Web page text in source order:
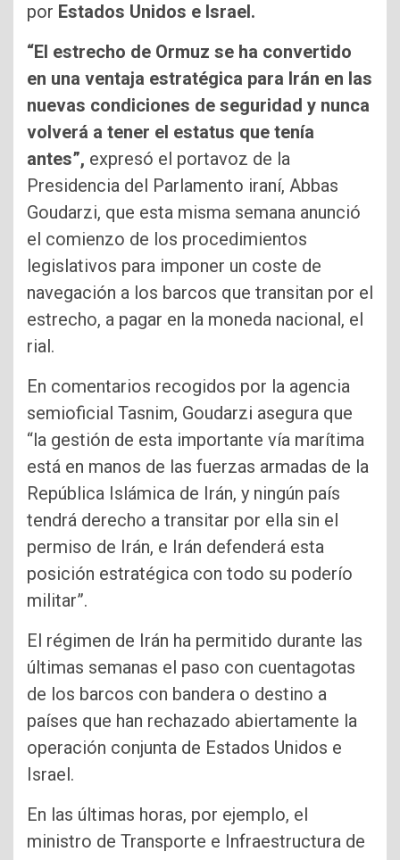
por Estados Unidos e Israel.
“El estrecho de Ormuz se ha convertido
en una ventaja estratégica para Irán en las
nuevas condiciones de seguridad y nunca
volverá a tener el estatus que tenía
antes”, expresó el portavoz de la
Presidencia del Parlamento iraní, Abbas
Goudarzi, que esta misma semana anunció
el comienzo de los procedimientos
legislativos para imponer un coste de
navegación a los barcos que transitan por el
estrecho, a pagar en la moneda nacional, el
rial.
En comentarios recogidos por la agencia
semioficial Tasnim, Goudarzi asegura que
“la gestión de esta importante vía marítima
está en manos de las fuerzas armadas de la
República Islámica de Irán, y ningún país
tendrá derecho a transitar por ella sin el
permiso de Irán, e Irán defenderá esta
posición estratégica con todo su poderío
militar”.
El régimen de Irán ha permitido durante las
últimas semanas el paso con cuentagotas
de los barcos con bandera o destino a
países que han rechazado abiertamente la
operación conjunta de Estados Unidos e
Israel.
En las últimas horas, por ejemplo, el
ministro de Transporte e Infraestructura de